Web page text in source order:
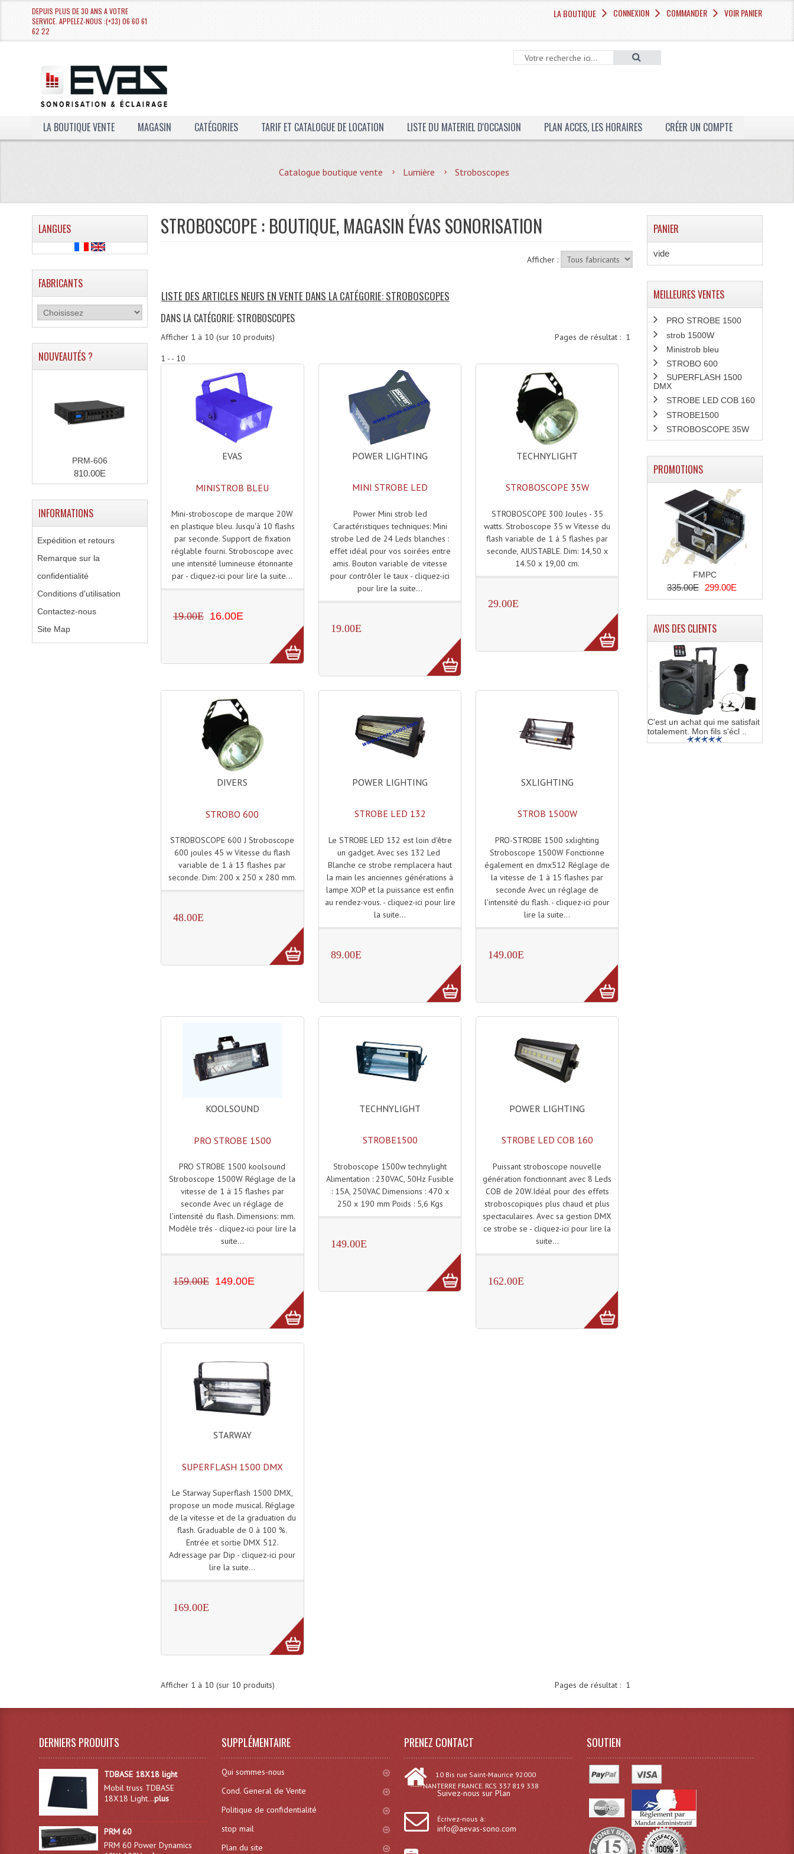
DEPUIS PLUS DE 30 ANS A VOTRE
SERVICE. APPELEZ-NOUS :(+33) 06 60 61
62 22
LA BOUTIQUE CONNEXION COMMANDER VOIR PANIER
LA BOUTIQUE VENTE MAGASIN CATÉGORIES TARIF ET CATALOGUE DE LOCATION LISTE DU MATERIEL D'OCCASION PLAN ACCES, LES HORAIRES CRÉER UN COMPTE
Catalogue boutique vente Lumière Stroboscopes
STROBOSCOPE : BOUTIQUE, MAGASIN ÉVAS SONORISATION
Afficher :
LISTE DES ARTICLES NEUFS EN VENTE DANS LA CATÉGORIE: STROBOSCOPES
DANS LA CATÉGORIE: STROBOSCOPES
Pages de résultat : 1
Afficher 1 à 10 (sur 10 produits)
1 - - 10
EVAS
MINISTROB BLEU
Mini-stroboscope de marque 20W
en plastique bleu. Jusqu'à 10 flashs
par seconde. Support de fixation
réglable fourni. Stroboscope avec
une intensité lumineuse étonnante
par - cliquez-ici pour lire la suite...
19.00E 16.00E
POWER LIGHTING
MINI STROBE LED
Power Mini strob led
Caractéristiques techniques: Mini
strobe Led de 24 Leds blanches :
effet idéal pour vos soirées entre
amis. Bouton variable de vitesse
pour contrôler le taux - cliquez-ici
pour lire la suite...
19.00E
TECHNYLIGHT
STROBOSCOPE 35W
STROBOSCOPE 300 Joules - 35
watts. Stroboscope 35 w Vitesse du
flash variable de 1 à 5 flashes par
seconde, AJUSTABLE. Dim: 14,50 x
14.50 x 19,00 cm.
29.00E
DIVERS
STROBO 600
STROBOSCOPE 600 J Stroboscope
600 joules 45 w Vitesse du flash
variable de 1 à 13 flashes par
seconde. Dim: 200 x 250 x 280 mm.
48.00E
POWER LIGHTING
STROBE LED 132
Le STROBE LED 132 est loin d'être
un gadget. Avec ses 132 Led
Blanche ce strobe remplacera haut
la main les anciennes générations à
lampe XOP et la puissance est enfin
au rendez-vous. - cliquez-ici pour lire
la suite...
89.00E
SXLIGHTING
STROB 1500W
PRO-STROBE 1500 sxlighting
Stroboscope 1500W Fonctionne
également en dmx512 Réglage de
la vitesse de 1 à 15 flashes par
seconde Avec un réglage de
l'intensité du flash. - cliquez-ici pour
lire la suite...
149.00E
KOOLSOUND
PRO STROBE 1500
PRO STROBE 1500 koolsound
Stroboscope 1500W Réglage de la
vitesse de 1 à 15 flashes par
seconde Avec un réglage de
l'intensité du flash. Dimensions: mm.
Modèle trés - cliquez-ici pour lire la
suite...
159.00E 149.00E
TECHNYLIGHT
STROBE1500
Stroboscope 1500w technylight
Alimentation : 230VAC, 50Hz Fusible
: 15A, 250VAC Dimensions : 470 x
250 x 190 mm Poids : 5,6 Kgs
149.00E
POWER LIGHTING
STROBE LED COB 160
Puissant stroboscope nouvelle
génération fonctionnant avec 8 Leds
COB de 20W.Idéal pour des effets
stroboscopiques plus chaud et plus
spectaculaires. Avec sa gestion DMX
ce strobe se - cliquez-ici pour lire la
suite...
162.00E
STARWAY
SUPERFLASH 1500 DMX
Le Starway Superflash 1500 DMX,
propose un mode musical. Réglage
de la vitesse et de la graduation du
flash. Graduable de 0 à 100 %.
Entrée et sortie DMX 512.
Adressage par Dip - cliquez-ici pour
lire la suite...
169.00E
Pages de résultat : 1
Afficher 1 à 10 (sur 10 produits)
LANGUES
FABRICANTS
NOUVEAUTÉS ?
PRM-606
810.00E
INFORMATIONS
Expédition et retours
Remarque sur la
confidentialité
Conditions d'utilisation
Contactez-nous
Site Map
PANIER
vide
MEILLEURES VENTES
PRO STROBE 1500
strob 1500W
Ministrob bleu
STROBO 600
SUPERFLASH 1500
DMX
STROBE LED COB 160
STROBE1500
STROBOSCOPE 35W
PROMOTIONS
FMPC
335.00E 299.00E
AVIS DES CLIENTS
C'est un achat qui me satisfait
totalement. Mon fils s'écl ..
DERNIERS PRODUITS
TDBASE 18X18 light
Mobil truss TDBASE
18X18 Light...plus
PRM 60
PRM 60 Power Dynamics
SUPPLÉMENTAIRE
Qui sommes-nous
Cond. General de Vente
Politique de confidentialité
stop mail
Plan du site
PRENEZ CONTACT
10 Bis rue Saint-Maurice 92000
----- NANTERRE FRANCE. RCS 337 819 338
Suivez-nous sur Plan
Écrivez-nous à:
info@aevas-sono.com
SOUTIEN